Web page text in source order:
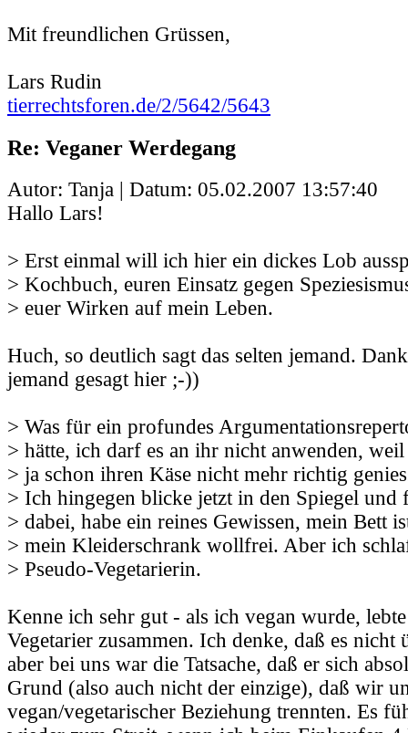
Mit freundlichen Grüssen,
Lars Rudin
tierrechtsforen.de/2/5642/5643
Re: Veganer Werdegang
Autor: Tanja | Datum: 05.02.2007 13:57:40
Hallo Lars!
> Erst einmal will ich hier ein dickes Lob
> Kochbuch, euren Einsatz gegen
> euer Wirken auf mein Leben.
Huch, so deutlich sagt das selten jemand.
jemand gesagt hier ;-))
> Was für ein profundes
> hätte, ich darf es an ihr nicht anwenden,
> ja schon ihren Käse nicht mehr richtig
> Ich hingegen blicke jetzt in den Spiegel
> dabei, habe ein reines Gewissen, mein Bett
> mein Kleiderschrank wollfrei. Aber ich
> Pseudo-Vegetarierin.
Kenne ich sehr gut - als ich vegan wurde,
Vegetarier zusammen. Ich denke, daß es nicht
aber bei uns war die Tatsache, daß er sich
Grund (also auch nicht der einzige), daß wir
vegan/vegetarischer Beziehung trennten. Es